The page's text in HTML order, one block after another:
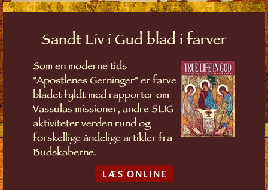
Sandt Liv i Gud blad i farver
Som en moderne tids
"Apostlenes Gerninger" er farve
bladet fyldt med rapporter om
Vassulas missioner, andre SLIG
aktiviteter verden rund og
forskellige åndelige artikler fra
Budskaberne.
LÆS ONLINE